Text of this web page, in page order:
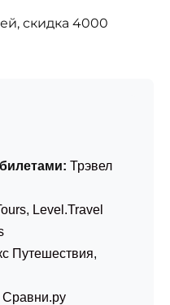
скидка 4000
Трэвел
, Level.Travel
Путешествия,
Сравни.ру